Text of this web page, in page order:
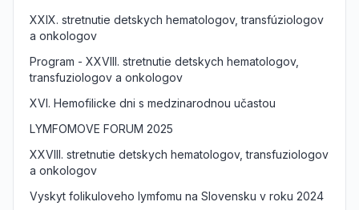
XXIX. stretnutie detskych hematologov, transfúziologov
a onkologov
Program - XXVIII. stretnutie detskych hematologov,
transfuziologov a onkologov
XVI. Hemofilicke dni s medzinarodnou učastou
LYMFOMOVE FORUM 2025
XXVIII. stretnutie detskych hematologov, transfuziologov
a onkologov
Vyskyt folikuloveho lymfomu na Slovensku v roku 2024